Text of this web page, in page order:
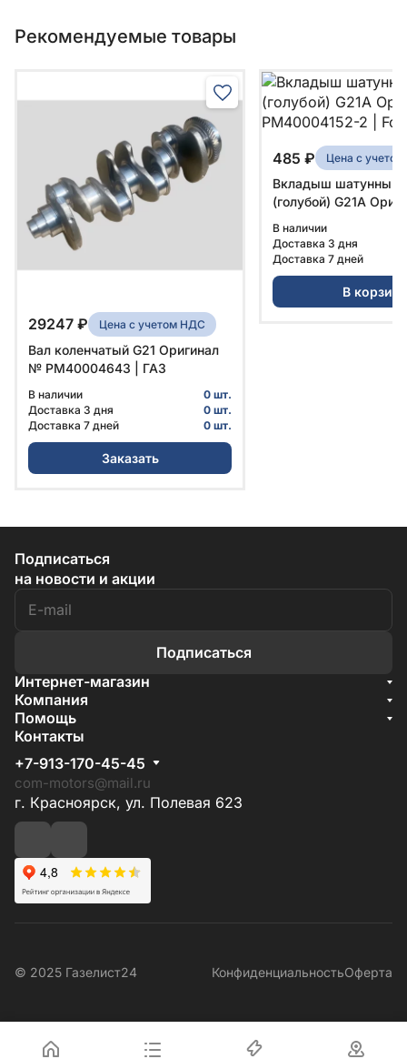
Рекомендуемые товары
29247 ₽ Цена с учетом НДС
Вал коленчатый G21 Оригинал
№ PM40004643 | ГАЗ
В наличии
0 шт.
Доставка 3 дня
0 шт.
Доставка 7 дней
0 шт.
Заказать
485 ₽ Цена с
Вкладыш шатунный
(голубой) G21A
В наличии
Доставка 3 дня
Доставка 7 дней
В корзину
Подписаться
на новости и акции
Подписаться
Интернет-магазин
Акции
Бренды
Компания
О компании
Документы
Условия поставки
Отзывы
Помощь
Условия доставки
Способы оплаты
Гарантия на товар
Контакты
+7-913-170-45-45
com-motors@mail.ru
г. Красноярск, ул. Полевая 623
© 2025 Газелист24 КонфиденциальностьОферта